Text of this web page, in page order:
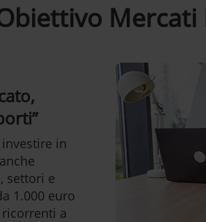
in
settori e
1.000 euro
a